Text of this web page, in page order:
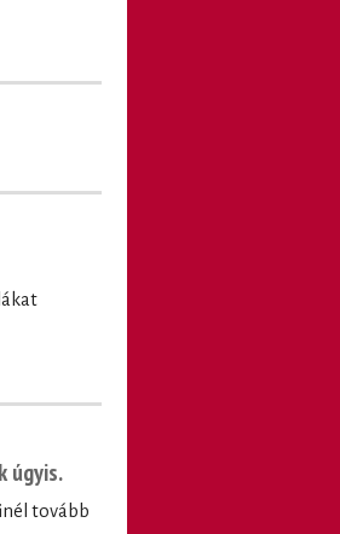
úgyis.
tovább